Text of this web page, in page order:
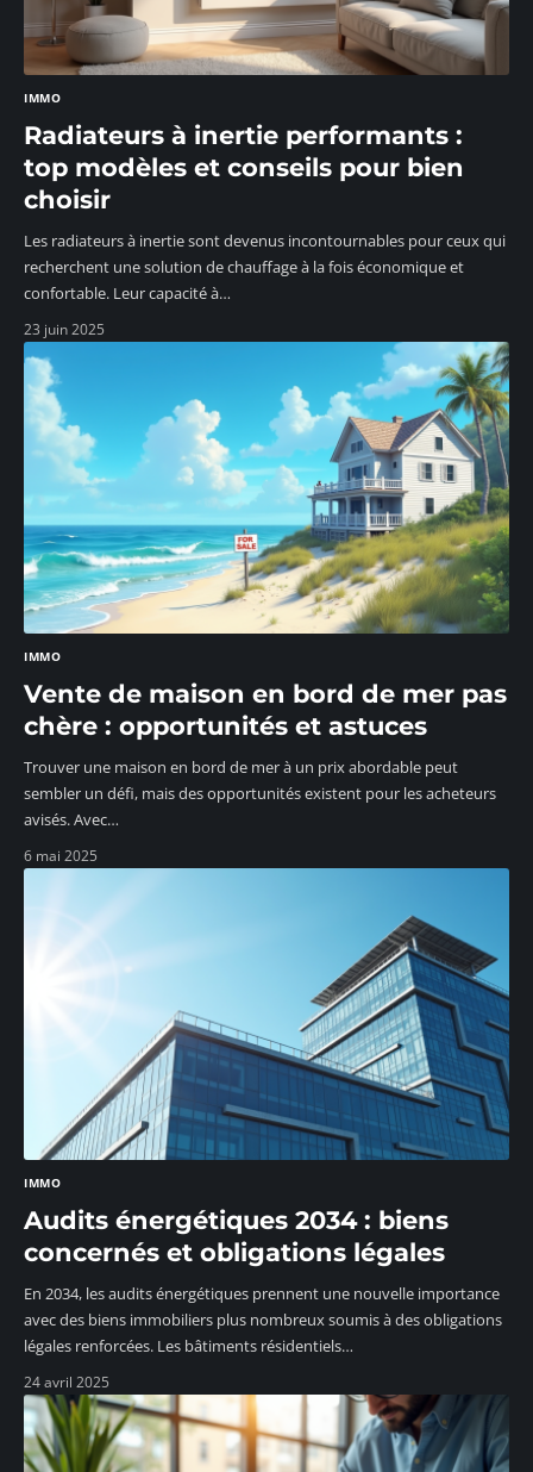
IMMO
Radiateurs à inertie performants :
top modèles et conseils pour bien
choisir
Les radiateurs à inertie sont devenus incontournables pour ceux qui
recherchent une solution de chauffage à la fois économique et
confortable. Leur capacité à…
23 juin 2025
IMMO
Vente de maison en bord de mer pas
chère : opportunités et astuces
Trouver une maison en bord de mer à un prix abordable peut
sembler un défi, mais des opportunités existent pour les acheteurs
avisés. Avec…
6 mai 2025
IMMO
Audits énergétiques 2034 : biens
concernés et obligations légales
En 2034, les audits énergétiques prennent une nouvelle importance
avec des biens immobiliers plus nombreux soumis à des obligations
légales renforcées. Les bâtiments résidentiels…
24 avril 2025